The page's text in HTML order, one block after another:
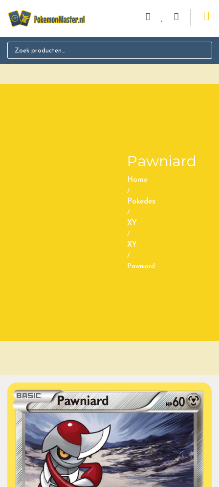
Search for:
Pawniard
Home
/
Pokedex
/
XY
/
XY
/
Pawniard